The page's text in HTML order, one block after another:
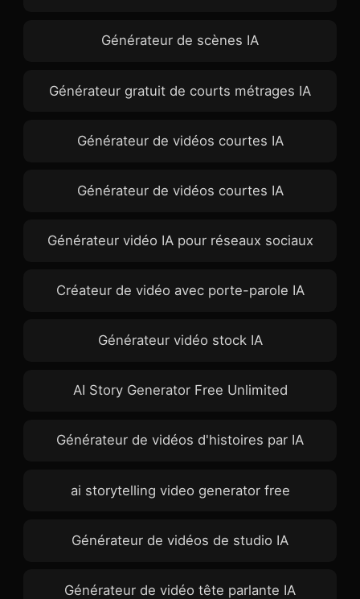
Générateur de scènes IA
Générateur gratuit de courts métrages IA
Générateur de vidéos courtes IA
Générateur de vidéos courtes IA
Générateur vidéo IA pour réseaux sociaux
Créateur de vidéo avec porte-parole IA
Générateur vidéo stock IA
AI Story Generator Free Unlimited
Générateur de vidéos d'histoires par IA
ai storytelling video generator free
Générateur de vidéos de studio IA
Générateur de vidéo tête parlante IA